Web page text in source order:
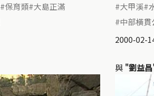
保育類 大島正滿
大甲溪
中部橫貫
2000-02-
與 "劉益